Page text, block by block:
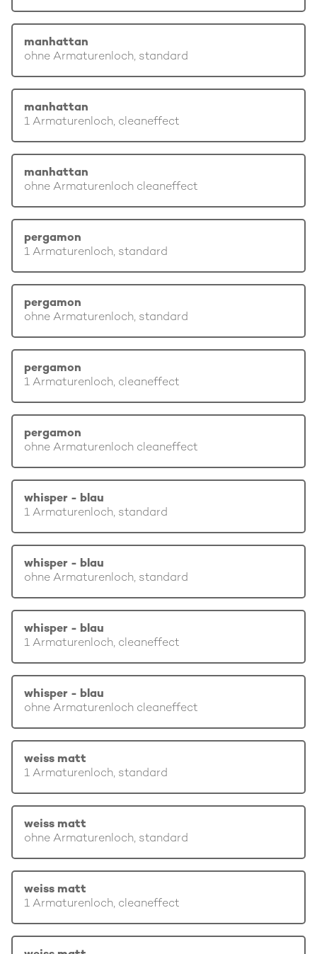
manhattan
ohne Armaturenloch, standard
manhattan
1 Armaturenloch, cleaneffect
manhattan
ohne Armaturenloch cleaneffect
pergamon
1 Armaturenloch, standard
pergamon
ohne Armaturenloch, standard
pergamon
1 Armaturenloch, cleaneffect
pergamon
ohne Armaturenloch cleaneffect
whisper - blau
1 Armaturenloch, standard
whisper - blau
ohne Armaturenloch, standard
whisper - blau
1 Armaturenloch, cleaneffect
whisper - blau
ohne Armaturenloch cleaneffect
weiss matt
1 Armaturenloch, standard
weiss matt
ohne Armaturenloch, standard
weiss matt
1 Armaturenloch, cleaneffect